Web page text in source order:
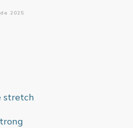
2025
stretch